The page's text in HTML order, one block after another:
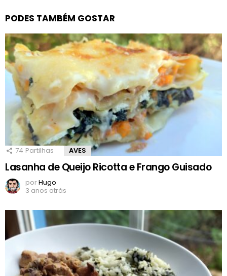
PODES TAMBÉM GOSTAR
74 Partilhas AVES
Lasanha de Queijo Ricotta e Frango Guisado
porHugo
3 anos atrás